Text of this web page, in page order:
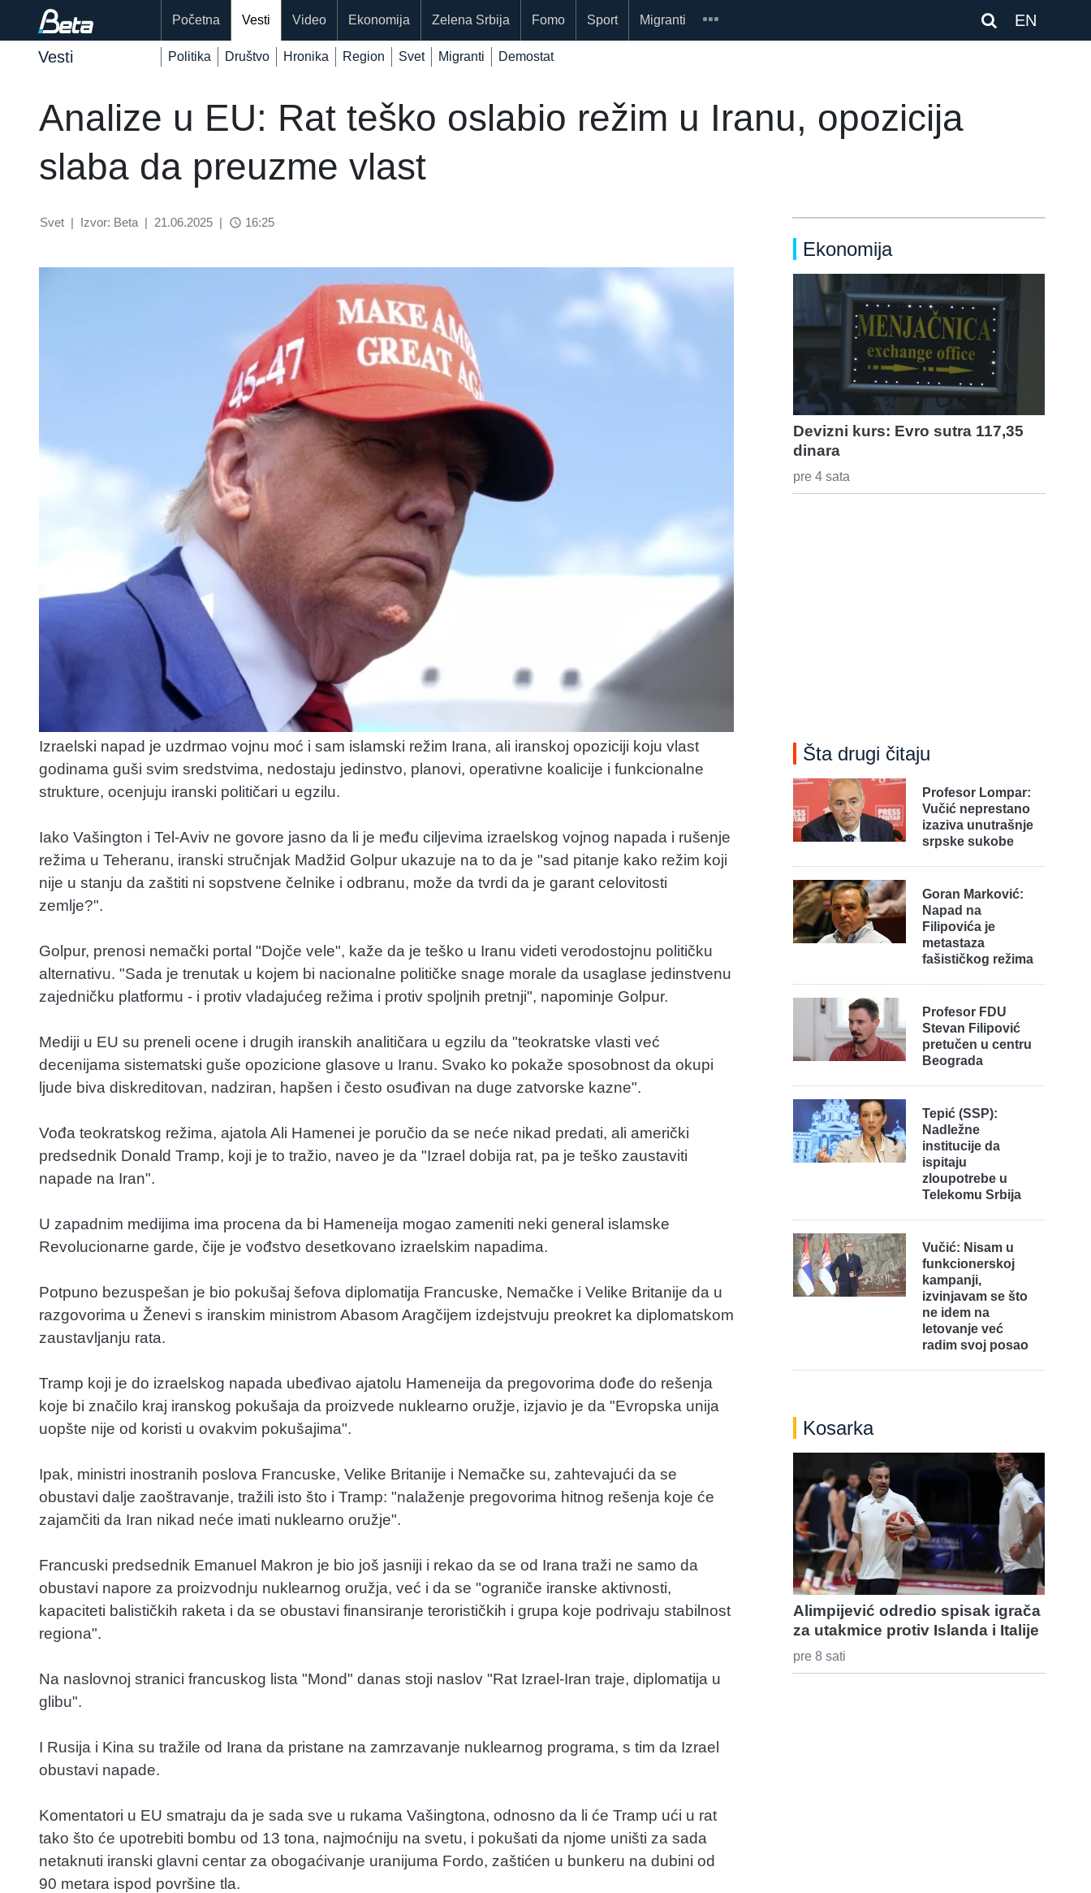
EN
Početna Vesti Video Ekonomija Zelena Srbija Fomo Sport Migranti
Vesti Politika Društvo Hronika Region Svet Migranti Demostat
Analize u EU: Rat teško oslabio režim u Iranu, opozicija
slaba da preuzme vlast
Svet | Izvor: Beta | 21.06.2025 | access_time 16:25
Izraelski napad je uzdrmao vojnu moć i sam islamski režim Irana, ali iranskoj opoziciji koju vlast
godinama guši svim sredstvima, nedostaju jedinstvo, planovi, operativne koalicije i funkcionalne
strukture, ocenjuju iranski političari u egzilu.
Iako Vašington i Tel-Aviv ne govore jasno da li je među ciljevima izraelskog vojnog napada i rušenje
režima u Teheranu, iranski stručnjak Madžid Golpur ukazuje na to da je "sad pitanje kako režim koji
nije u stanju da zaštiti ni sopstvene čelnike i odbranu, može da tvrdi da je garant celovitosti
zemlje?".
Golpur, prenosi nemački portal "Dojče vele", kaže da je teško u Iranu videti verodostojnu političku
alternativu. "Sada je trenutak u kojem bi nacionalne političke snage morale da usaglase jedinstvenu
zajedničku platformu - i protiv vladajućeg režima i protiv spoljnih pretnji", napominje Golpur.
Mediji u EU su preneli ocene i drugih iranskih analitičara u egzilu da "teokratske vlasti već
decenijama sistematski guše opozicione glasove u Iranu. Svako ko pokaže sposobnost da okupi
ljude biva diskreditovan, nadziran, hapšen i često osuđivan na duge zatvorske kazne".
Vođa teokratskog režima, ajatola Ali Hamenei je poručio da se neće nikad predati, ali američki
predsednik Donald Tramp, koji je to tražio, naveo je da "Izrael dobija rat, pa je teško zaustaviti
napade na Iran".
U zapadnim medijima ima procena da bi Hameneija mogao zameniti neki general islamske
Revolucionarne garde, čije je vođstvo desetkovano izraelskim napadima.
Potpuno bezuspešan je bio pokušaj šefova diplomatija Francuske, Nemačke i Velike Britanije da u
razgovorima u Ženevi s iranskim ministrom Abasom Aragčijem izdejstvuju preokret ka diplomatskom
zaustavljanju rata.
Tramp koji je do izraelskog napada ubeđivao ajatolu Hameneija da pregovorima dođe do rešenja
koje bi značilo kraj iranskog pokušaja da proizvede nuklearno oružje, izjavio je da "Evropska unija
uopšte nije od koristi u ovakvim pokušajima".
Ipak, ministri inostranih poslova Francuske, Velike Britanije i Nemačke su, zahtevajući da se
obustavi dalje zaoštravanje, tražili isto što i Tramp: "nalaženje pregovorima hitnog rešenja koje će
zajamčiti da Iran nikad neće imati nuklearno oružje".
Francuski predsednik Emanuel Makron je bio još jasniji i rekao da se od Irana traži ne samo da
obustavi napore za proizvodnju nuklearnog oružja, već i da se "ograniče iranske aktivnosti,
kapaciteti balističkih raketa i da se obustavi finansiranje terorističkih i grupa koje podrivaju stabilnost
regiona".
Na naslovnoj stranici francuskog lista "Mond" danas stoji naslov "Rat Izrael-Iran traje, diplomatija u
glibu".
I Rusija i Kina su tražile od Irana da pristane na zamrzavanje nuklearnog programa, s tim da Izrael
obustavi napade.
Komentatori u EU smatraju da je sada sve u rukama Vašingtona, odnosno da li će Tramp ući u rat
tako što će upotrebiti bombu od 13 tona, najmoćniju na svetu, i pokušati da njome uništi za sada
netaknuti iranski glavni centar za obogaćivanje uranijuma Fordo, zaštićen u bunkeru na dubini od
90 metara ispod površine tla.
Ekonomija
Devizni kurs: Evro sutra 117,35
dinara
pre 4 sata
Šta drugi čitaju
Profesor Lompar:
Vučić neprestano
izaziva unutrašnje
srpske sukobe
Goran Marković:
Napad na
Filipovića je
metastaza
fašističkog režima
Profesor FDU
Stevan Filipović
pretučen u centru
Beograda
Tepić (SSP):
Nadležne
institucije da
ispitaju
zloupotrebe u
Telekomu Srbija
Vučić: Nisam u
funkcionerskoj
kampanji,
izvinjavam se što
ne idem na
letovanje već
radim svoj posao
Kosarka
Alimpijević odredio spisak igrača
za utakmice protiv Islanda i Italije
pre 8 sati